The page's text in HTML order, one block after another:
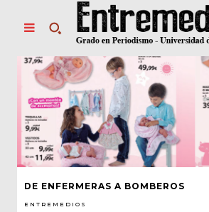
DE ENFERMERAS A BOMBEROS
ENTREMEDIOS